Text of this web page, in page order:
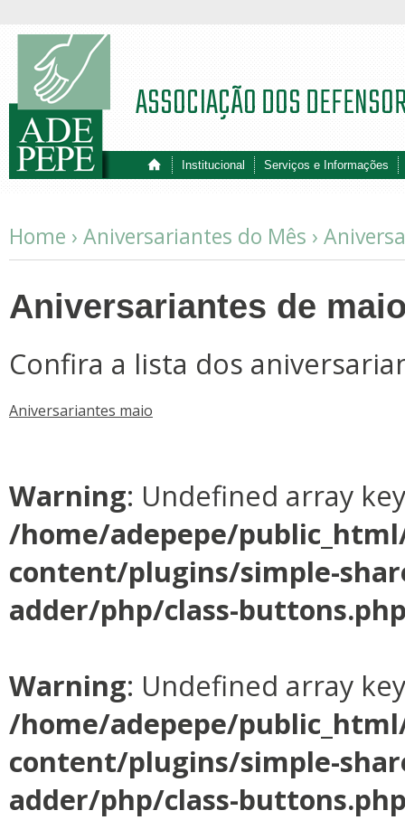
Institucional Serviços e Informações
ASSOCIAÇÃO DOS
Home › Aniversariantes do Mês ›
Aniversariantes de
Confira a lista dos
Aniversariantes maio
Warning: Undefined array
/home/adepepe/
content/plugins/simple-
adder/php/class-
Warning: Undefined array
/home/adepepe/
content/plugins/simple-
adder/php/class-